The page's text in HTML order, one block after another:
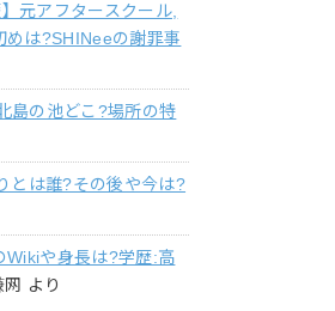
元アフタースクール,
めは?SHINeeの謝罪事
島の池どこ?場所の特
とは誰?その後や今は?
Wikiや身長は?学歴:高
网 より